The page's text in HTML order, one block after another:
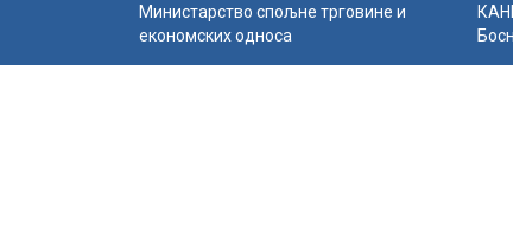
Министарство спољне трговине и
економских односа